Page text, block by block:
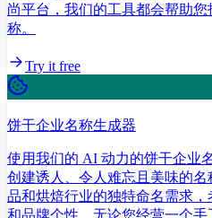
尚平台，我们的工具都会帮助
称。
Try it free
饼干企业名称生成器
使用我们的 AI 动力的饼干企业
创建诱人、令人难忘且美味的
品和烘焙行业的独特命名需求
和品牌个性。无论您经营一个